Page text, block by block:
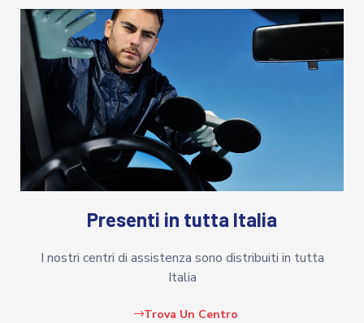
Presenti in tutta Italia
I nostri centri di assistenza sono distribuiti in tutta
Italia
Trova Un Centro